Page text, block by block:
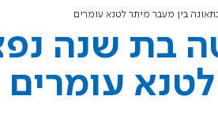
בת שנה
עומרים